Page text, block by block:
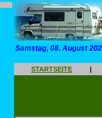
Samstag, 08. August
STARTSEITE |